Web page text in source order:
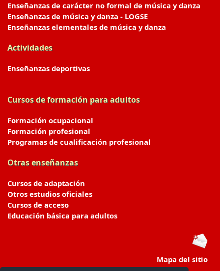
Enseñanzas de carácter no formal de música y danza
Enseñanzas de música y danza - LOGSE
Enseñanzas elementales de música y danza
Actividades
Enseñanzas deportivas
Cursos de formación para adultos
Formación ocupacional
Formación profesional
Programas de cualificación profesional
Otras enseñanzas
Cursos de adaptación
Otros estudios oficiales
Cursos de acceso
Educación básica para adultos
Mapa del sitio